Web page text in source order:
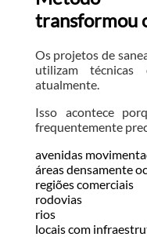
transformou
Os projetos de
utilizam técnicas
atualmente.
Isso acontece
frequentemente
avenidas
áreas densamente
regiões comerciais
rodovias
rios
locais com